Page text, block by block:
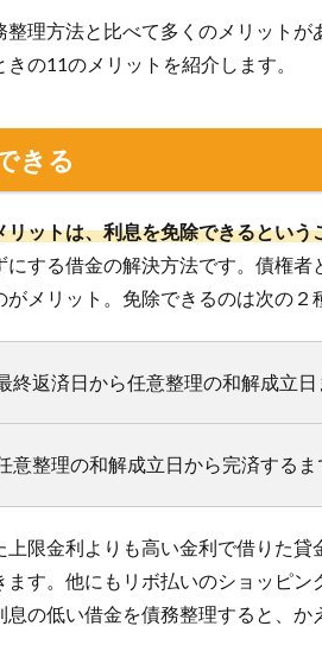
整理方法と比べて多くのメリット
の11のメリットを紹介します。
きる
リットは、利息を免除できるという
にする借金の解決方法です。債権
メリット。免除できるのは次の２
終返済日から任意整理の和解成立
意整理の和解成立日から完済する
上限金利よりも高い金利で借りた
ます。他にもリボ払いのショッピ
息の低い借金を債務整理すると、